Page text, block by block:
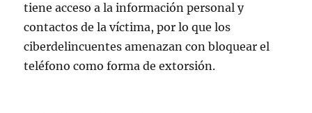
tiene acceso a la información personal y
contactos de la víctima, por lo que los
ciberdelincuentes amenazan con bloquear el
teléfono como forma de extorsión.